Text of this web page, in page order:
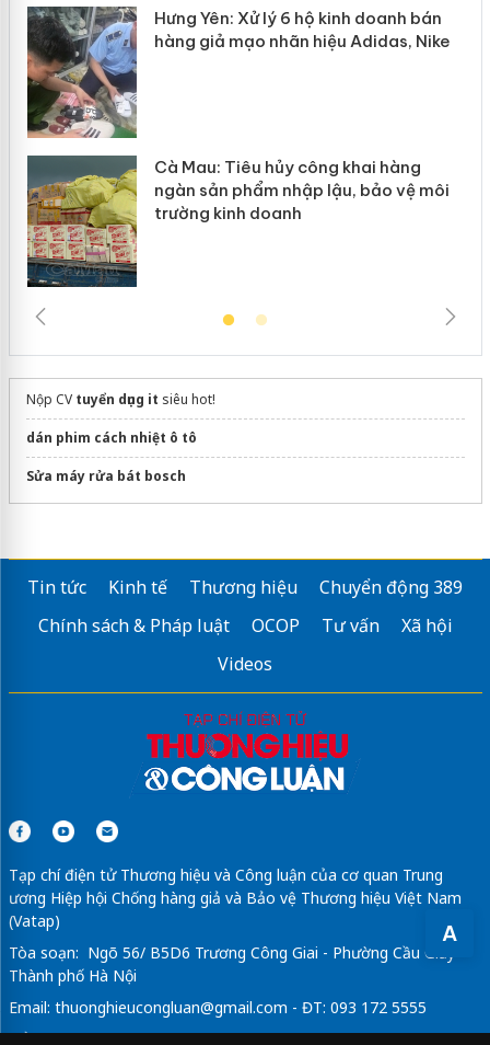
A
An Giang: Đối tượng chủ mưu đường dây
bán hàng giả tại Phú Quốc ra đầu thú
Nộp CV tuyển dụng it siêu hot!
dán phim cách nhiệt ô tô
Sửa máy rửa bát bosch
Tin tức Kinh tế Thương hiệu
Chuyển động 389
Chính sách & Pháp luật
OCOP Tư vấn
Xã hội
Videos
Tạp chí điện tử Thương hiệu và Công luận của cơ quan Trung
ương Hiệp hội Chống hàng giả và Bảo vệ Thương hiệu Việt Nam
(Vatap)
Tòa soạn: Ngõ 56/ B5D6 Trương Công Giai - Phường Cầu Giấy -
Thành phố Hà Nội
Email: thuonghieucongluan@gmail.com - ĐT: 093 172 5555
Tổng Biên Tập: Vũ Đức Thuận